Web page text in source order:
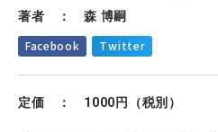
著者 ： 森 博嗣
Facebook Twitter
定価 ： 1000円（税別）